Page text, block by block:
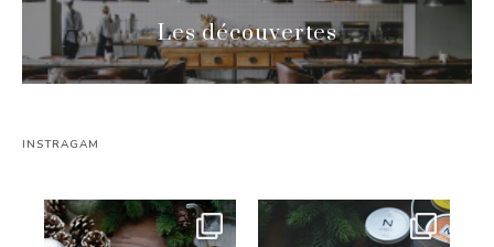
Les découvertes
INSTRAGAM